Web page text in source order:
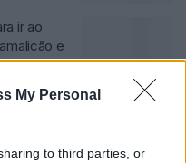
My Personal
to third parties, or
ir ao
e
0